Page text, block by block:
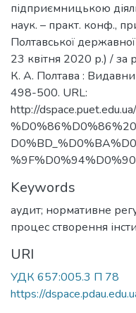
підприємницькою
наук. – практ. конф.,
Полтавської
23 квітня 2020 р.) / за
К. А. Полтава :
498-500. URL:
http://
Keywords
аудит; нормативне
процес створення
URI
УДК 657:005.3 П 78
https://